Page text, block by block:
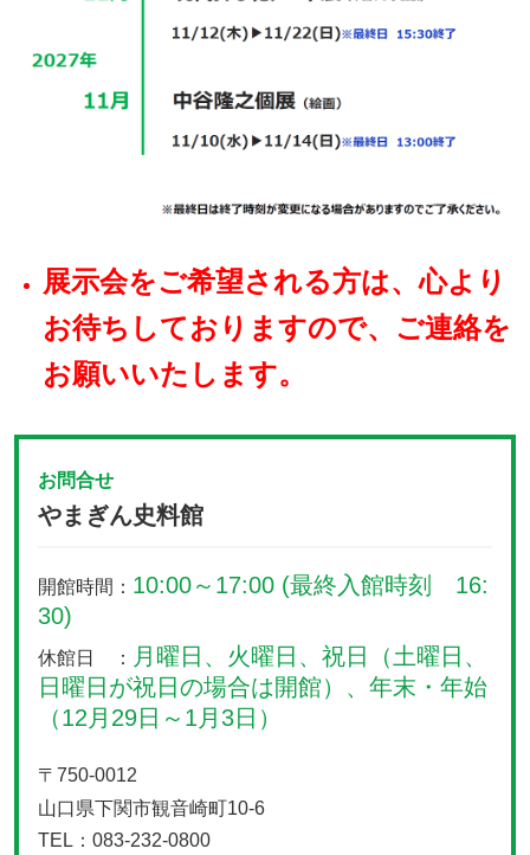
展示会をご希望される方は、心より
お待ちしておりますので、ご連絡を
お願いいたします。
お問合せ
やまぎん史料館
開館時間： 10:00～17:00 (最終入館時刻 16:
30)
休館日 ：
月曜日、火曜日、祝日（土曜日、
日曜日が祝日の場合は開館）、年末・年始
（12月29日～1月3日）
〒750-0012
山口県下関市観音崎町10-6
TEL：083-232-0800